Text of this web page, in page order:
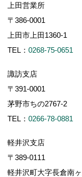
上田営業所
〒386-0001
上田市上田1360-1
TEL： 0268-75-0651
諏訪支店
〒391-0001
茅野市ちの2767-2
TEL： 0266-78-0881
軽井沢支店
〒389-0111
軽井沢町大字長倉南